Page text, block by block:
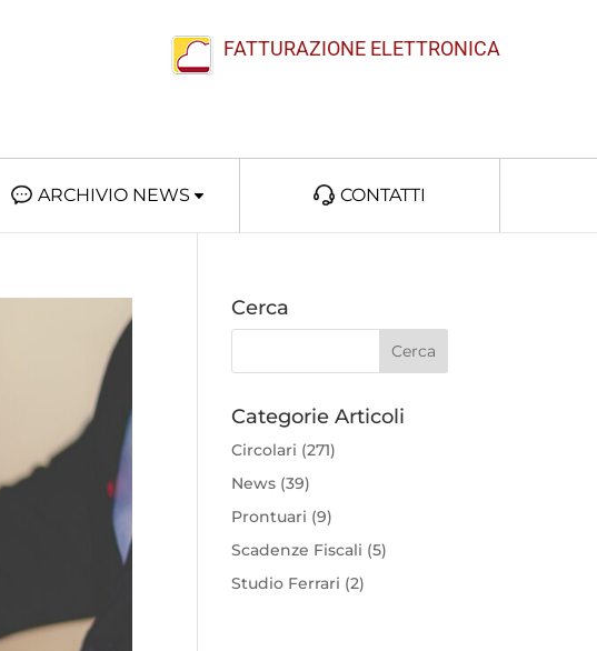
FATTURAZIONE ELETTRONICA
ARCHIVIO NEWS CONTATTI
Cerca
Categorie Articoli
Circolari (271)
News (39)
Prontuari (9)
Scadenze Fiscali (5)
Studio Ferrari (2)